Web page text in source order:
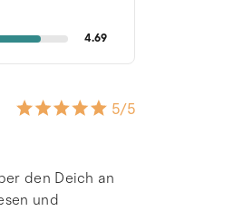
4.69
5/5
den Deich an
und